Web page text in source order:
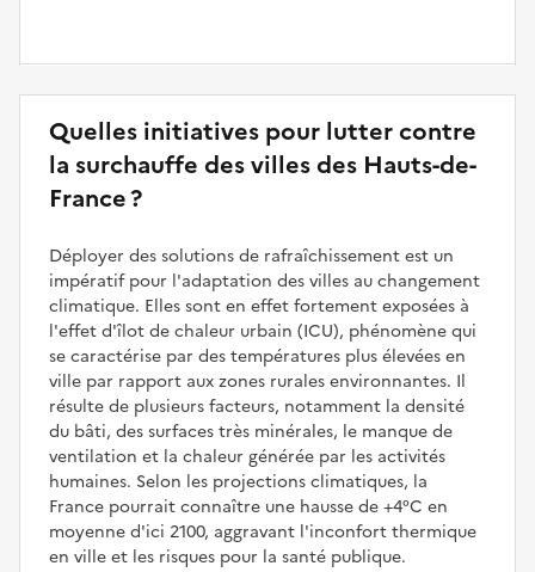
Quelles initiatives pour lutter contre
la surchauffe des villes des Hauts-de-
France ?
Déployer des solutions de rafraîchissement est un
impératif pour l'adaptation des villes au changement
climatique. Elles sont en effet fortement exposées à
l'effet d'îlot de chaleur urbain (ICU), phénomène qui
se caractérise par des températures plus élevées en
ville par rapport aux zones rurales environnantes. Il
résulte de plusieurs facteurs, notamment la densité
du bâti, des surfaces très minérales, le manque de
ventilation et la chaleur générée par les activités
humaines. Selon les projections climatiques, la
France pourrait connaître une hausse de +4°C en
moyenne d'ici 2100, aggravant l'inconfort thermique
en ville et les risques pour la santé publique.